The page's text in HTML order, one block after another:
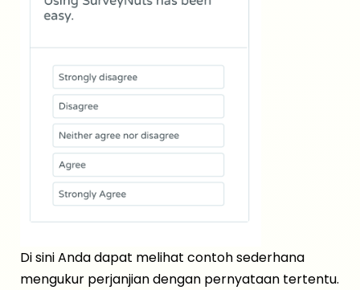
Di sini Anda dapat melihat contoh sederhana
mengukur perjanjian dengan pernyataan tertentu.